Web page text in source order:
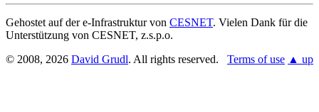
Gehostet auf der e-Infrastruktur von CESNET. Vielen Dank für die
Unterstützung von CESNET, z.s.p.o.
© 2008, 2026 David Grudl. All rights reserved. Terms of use ▲ up